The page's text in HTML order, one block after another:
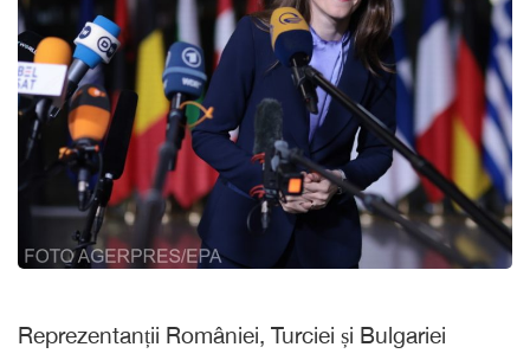
Reprezentanții României, Turciei și Bulgariei